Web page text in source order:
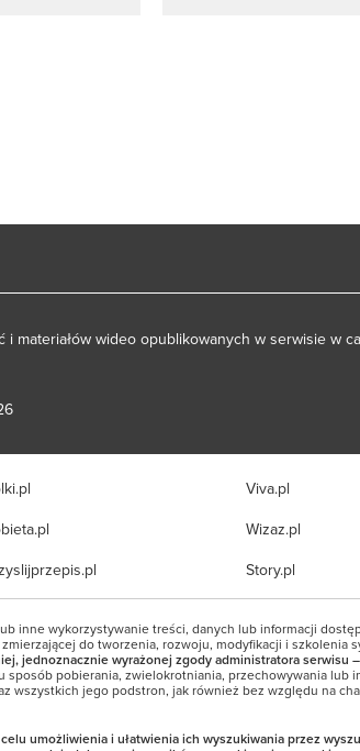
materiałów wideo opublikowanych w serwisie w
Viva.pl
Wizaz.pl
Story.pl
inne wykorzystywanie treści, danych lub informacji
do tworzenia, rozwoju, modyfikacji i szkolenia
jednoznacznie wyrażonej zgody administratora serwisu
pobierania, zwielokrotniania, przechowywania lub
wszystkich jego podstron, jak również bez względu na
umożliwienia i ułatwienia ich wyszukiwania przez